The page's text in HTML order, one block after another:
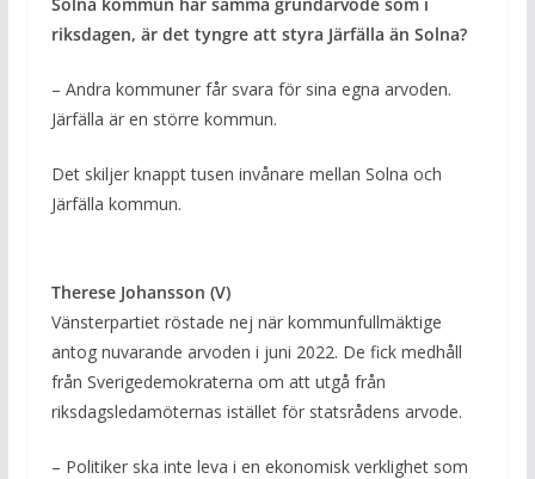
riksdagen, är det tyngre att styra Järfälla än Solna?
– Andra kommuner får svara för sina egna arvoden.
Järfälla är en större kommun.
Det skiljer knappt tusen invånare mellan Solna och
Järfälla kommun.
Therese Johansson (V)
Vänsterpartiet röstade nej när kommunfullmäktige
antog nuvarande arvoden i juni 2022. De fick medhåll
från Sverigedemokraterna om att utgå från
riksdagsledamöternas istället för statsrådens arvode.
– Politiker ska inte leva i en ekonomisk verklighet som